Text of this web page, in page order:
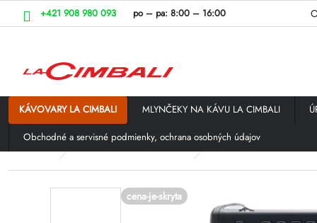
Prejsť
na
+421 908 980 093 po – pa:8:00 – 16:00
KÁVOVARY LA CIMBALI MLYNČEKY NA KÁVU LA CIMBALI
Obchodné a servisné podmienky, ochrana osobných údajov
Domov KÁVOVARY LA CIMBALI LA CIMBALI pákové
cena-je-skryta